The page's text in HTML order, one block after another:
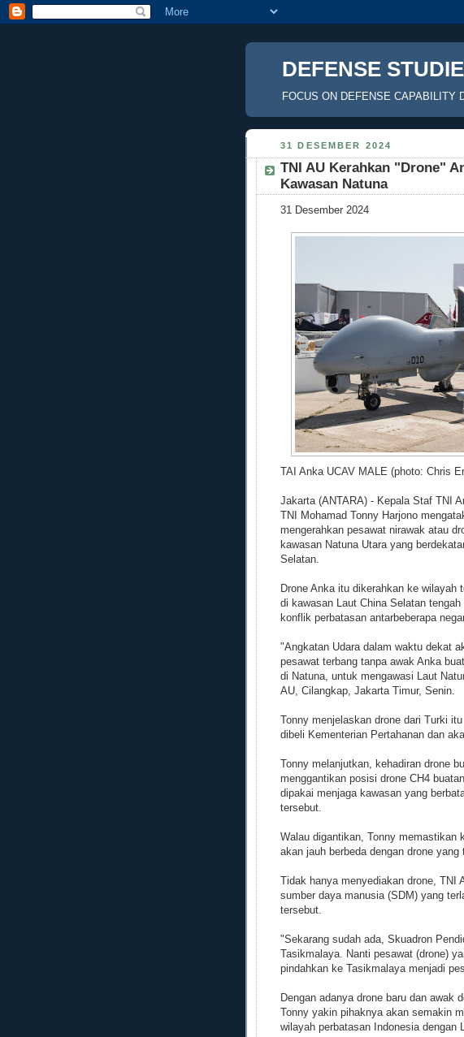
DEFENSE
FOCUS ON DEFENSE CAPABILITY
31 DESEMBER 2024
TNI AU Kerahkan "Drone"
Kawasan Natuna
31 Desember 2024
TAI Anka UCAV MALE (photo: Chris
Jakarta (ANTARA) - Kepala Staf TNI
TNI Mohamad Tonny Harjono
mengerahkan pesawat nirawak atau
kawasan Natuna Utara yang
Selatan.
Drone Anka itu dikerahkan ke wilayah
di kawasan Laut China Selatan
konflik perbatasan antarbeberapa
"Angkatan Udara dalam waktu dekat
pesawat terbang tanpa awak Anka
di Natuna, untuk mengawasi Laut
AU, Cilangkap, Jakarta Timur, Senin.
Tonny menjelaskan drone dari Turki
dibeli Kementerian Pertahanan dan
Tonny melanjutkan, kehadiran drone
menggantikan posisi drone CH4
dipakai menjaga kawasan yang
tersebut.
Walau digantikan, Tonny memastikan
akan jauh berbeda dengan drone yang
Tidak hanya menyediakan drone, TNI
sumber daya manusia (SDM) yang
tersebut.
"Sekarang sudah ada, Skuadron
Tasikmalaya. Nanti pesawat (drone)
pindahkan ke Tasikmalaya menjadi
Dengan adanya drone baru dan awak
Tonny yakin pihaknya akan semakin
wilayah perbatasan Indonesia dengan